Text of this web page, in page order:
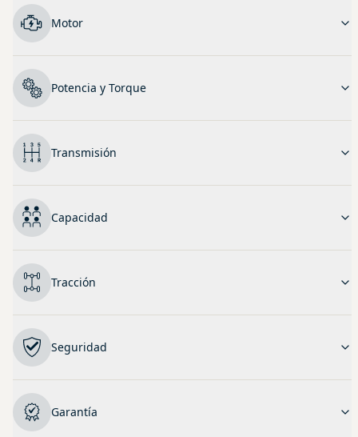
Motor
Potencia y Torque
Transmisión
Capacidad
Tracción
Seguridad
Garantía